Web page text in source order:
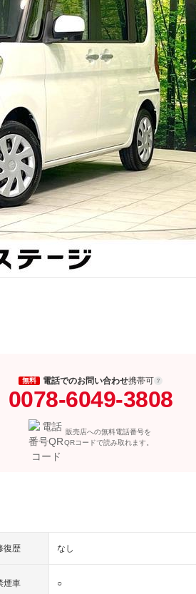
無料 電話でのお問い合わせ携帯可
0078-6049-3808
販売店への無料電話番号を
QRコードで読み取れます。
復歴 なし
煙車 ○